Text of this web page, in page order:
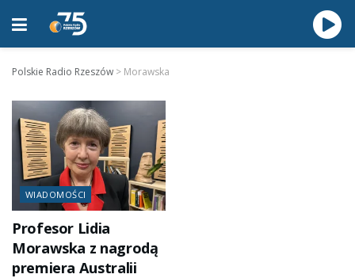
Polskie Radio Rzeszów > Morawska
WIADOMOŚCI
Profesor Lidia
Morawska z nagrodą
premiera Australii